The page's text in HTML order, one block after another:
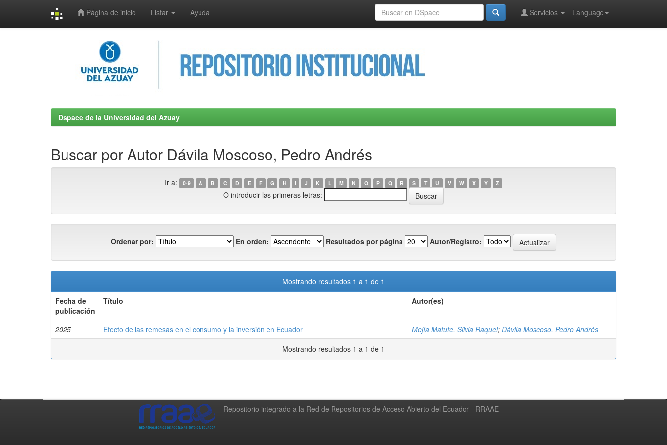
Página de inicio Listar Ayuda Language
Servicios
Dspace de la Universidad del Azuay
Buscar por Autor Dávila Moscoso, Pedro Andrés
Ir a: 0-9 A B C D E F G H I J K L M N O P Q R S T U V W X Y Z
O introducir las primeras letras:
Ordenar por: En orden: Resultados por página Autor/Registro:
Mostrando resultados 1 a 1 de 1
Fecha de
publicación
Título Autor(es)
2025 Efecto de las remesas en el consumo y la inversión en Ecuador Mejía Matute, Silvia Raquel; Dávila Moscoso, Pedro Andrés
Mostrando resultados 1 a 1 de 1
Repositorio integrado a la Red de Repositorios de Acceso Abierto del Ecuador - RRAAE